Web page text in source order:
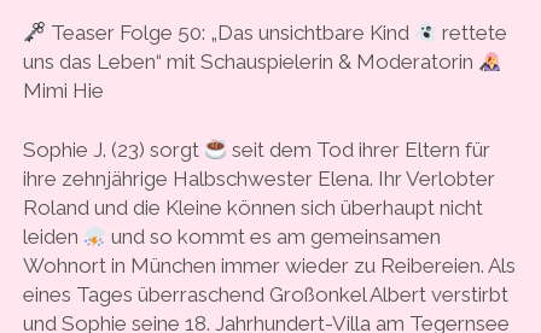
Teaser Folge 50: „Das unsichtbare Kind
rettete
uns das Leben“ mit Schauspielerin & Moderatorin
Mimi Hie
Sophie J. (23) sorgt
seit dem Tod ihrer Eltern für
ihre zehnjährige Halbschwester Elena. Ihr Verlobter
Roland und die Kleine können sich überhaupt nicht
leiden
und so kommt es am gemeinsamen
Wohnort in München immer wieder zu Reibereien. Als
eines Tages überraschend Großonkel Albert verstirbt
und Sophie seine 18. Jahrhundert-Villa am Tegernsee